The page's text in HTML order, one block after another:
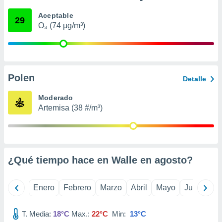
u
en
en
datos
perfiles
29 Aceptable
O₃ (74 µg/m³)
Polen Detalle
Moderado
Artemisa (38 #/m³)
¿Qué tiempo hace en Walle en agosto?
Enero Febrero Marzo Abril Mayo Junio
T. Media: 18°C Max.: 22°C Min: 13°C